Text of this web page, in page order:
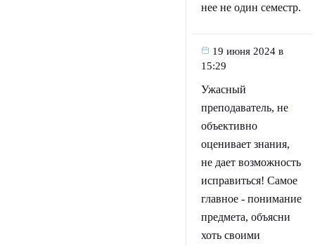
нее не один семестр.
19 июня 2024 в
15:29
Ужасный
преподаватель, не
объективно
оценивает знания,
не дает возможность
исправиться! Самое
главное - понимание
предмета, объясни
хоть своими